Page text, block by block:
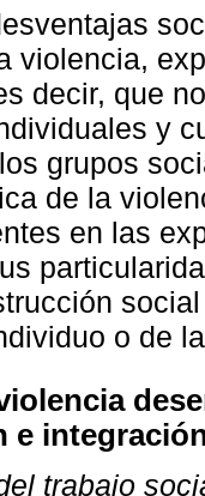
violencia,
decir, que
y
grupos
de la
en las
o de
e
trabajo